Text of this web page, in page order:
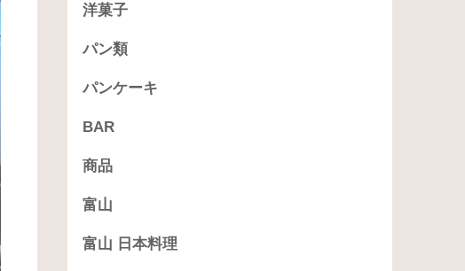
洋菓子
パン類
パンケーキ
BAR
商品
富山
富山 日本料理